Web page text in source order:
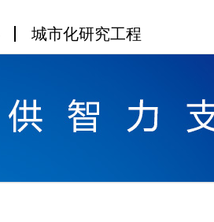
城市化研究工程